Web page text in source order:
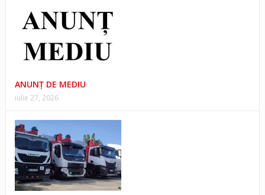
ANUNŢ DE MEDIU
iulie 27, 2026